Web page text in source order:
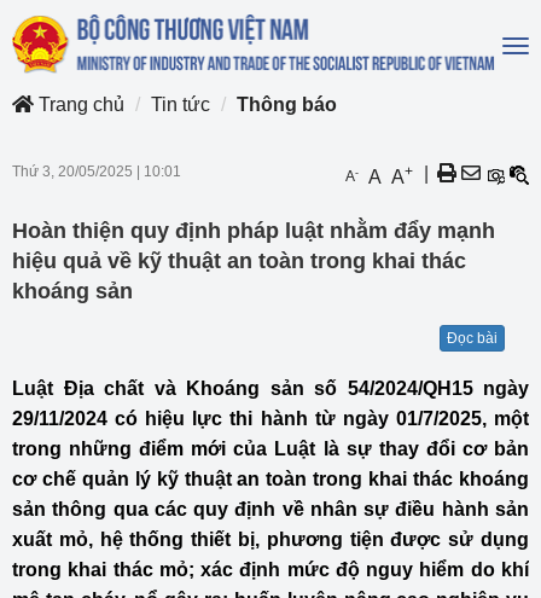
Trang chủ
Tin tức Thông báo
Thứ 3, 20/05/2025 10:01 A- A A+
Hoàn thiện quy định pháp luật nhằm đẩy mạnh
hiệu quả về kỹ thuật an toàn trong khai thác
khoáng sản
Đọc bài
Luật Địa chất và Khoáng sản số 54/2024/QH15 ngày
29/11/2024 có hiệu lực thi hành từ ngày 01/7/2025, một
trong những điểm mới của Luật là sự thay đổi cơ bản
cơ chế quản lý kỹ thuật an toàn trong khai thác khoáng
sản thông qua các quy định về nhân sự điều hành sản
xuất mỏ, hệ thống thiết bị, phương tiện được sử dụng
trong khai thác mỏ; xác định mức độ nguy hiểm do khí